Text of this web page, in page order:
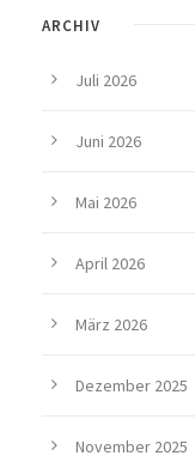
ARCHIV
Juli 2026
Juni 2026
Mai 2026
April 2026
März 2026
Dezember 2025
November 2025